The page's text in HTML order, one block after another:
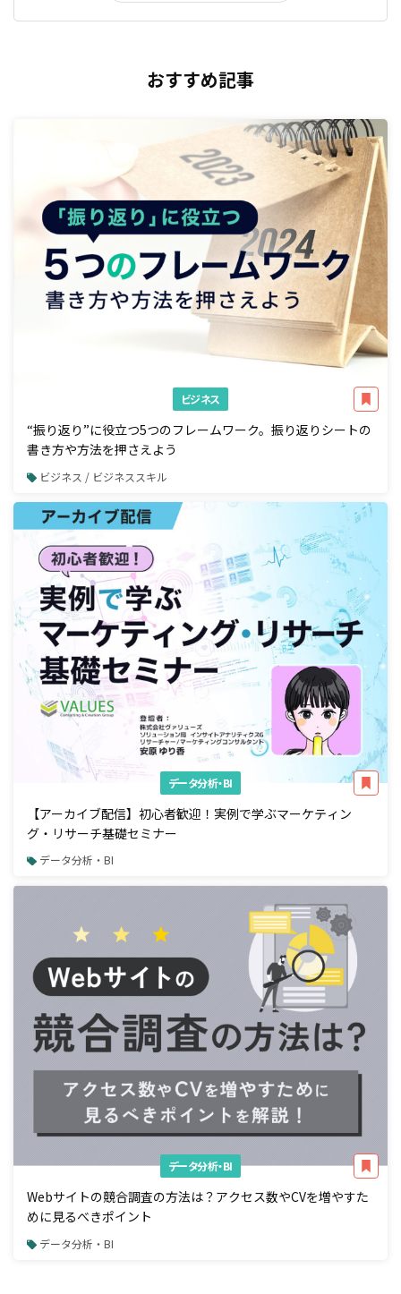
おすすめ記事
ビジネス
“振り返り”に役立つ5つのフレームワーク。振り返りシートの
書き方や方法を押さえよう
ビジネス / ビジネススキル
データ分析・BI
【アーカイブ配信】初心者歓迎！実例で学ぶマーケティン
グ・リサーチ基礎セミナー
データ分析・BI
データ分析・BI
Webサイトの競合調査の方法は？アクセス数やCVを増やすた
めに見るべきポイント
データ分析・BI